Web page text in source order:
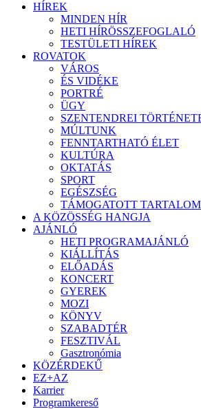
HÍREK
MINDEN HÍR
HETI HÍRÖSSZEFOGLALÓ
TESTÜLETI HÍREK
ROVATOK
VÁROS
ÉS VIDÉKE
PORTRÉ
ÜGY
SZENTENDREI
MÚLTUNK
FENNTARTHATÓ ÉLET
KULTÚRA
OKTATÁS
SPORT
EGÉSZSÉG
TÁMOGATOTT TARTALOM
A KÖZÖSSÉG HANGJA
AJÁNLÓ
HETI PROGRAMAJÁNLÓ
KIÁLLÍTÁS
ELŐADÁS
KONCERT
GYEREK
MOZI
KÖNYV
SZABADTÉR
FESZTIVÁL
Gasztronómia
KÖZÉRDEKŰ
EZ+AZ
Karrier
Programkereső